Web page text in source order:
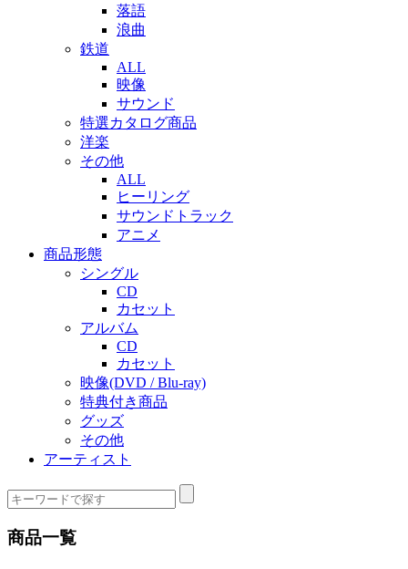
落語
浪曲
鉄道
ALL
映像
サウンド
特選カタログ商品
洋楽
その他
ALL
ヒーリング
サウンドトラック
アニメ
商品形態
シングル
CD
カセット
アルバム
CD
カセット
映像(DVD / Blu-ray)
特典付き商品
グッズ
その他
アーティスト
商品一覧